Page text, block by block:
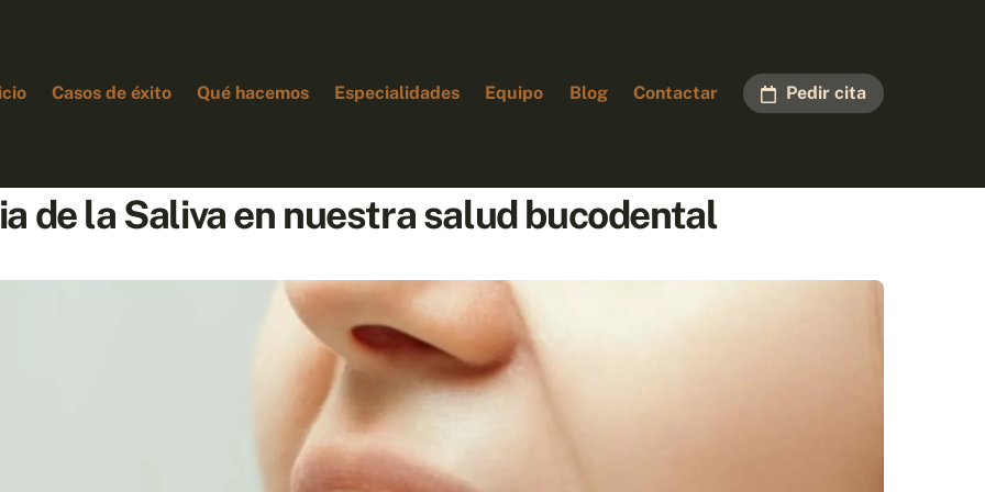
Casos de éxito Qué hacemos Especialidades Equipo Blog Contactar Pedir cita
de la Saliva en nuestra salud bucodental